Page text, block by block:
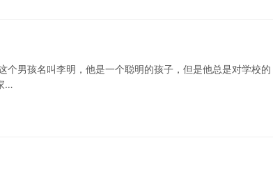
男孩名叫李明，他是一个聪明的孩子，但是他总是对学校的
…